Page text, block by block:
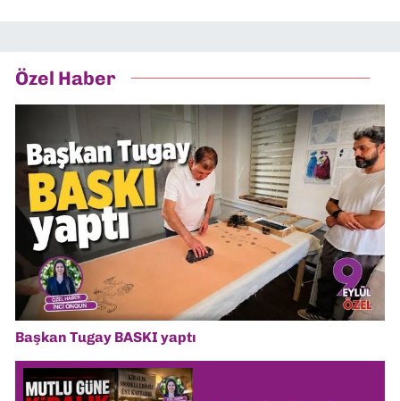
Özel Haber
Başkan Tugay BASKI yaptı